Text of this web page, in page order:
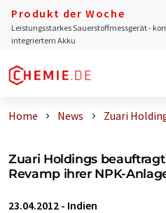
Produkt der Woche
Leistungsstarkes Sauerstoffmessgerät -
integriertem Akku
Home News Zuari
Zuari Holdings
Revamp ihrer NPK-
23.04.2012 - Indien